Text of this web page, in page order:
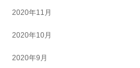
2020年11月
2020年10月
2020年9月